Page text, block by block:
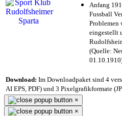
Anfang
Fussball
Problemen
eingestellt
(Quelle:
Download: Im Downloadpaket sind 4
AI EPS, PDF) und 3 Pixelgrafikformate
×
×